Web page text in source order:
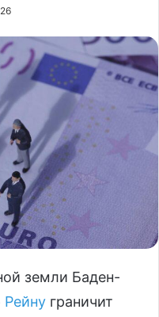
земли Баден-
Рейну граничит